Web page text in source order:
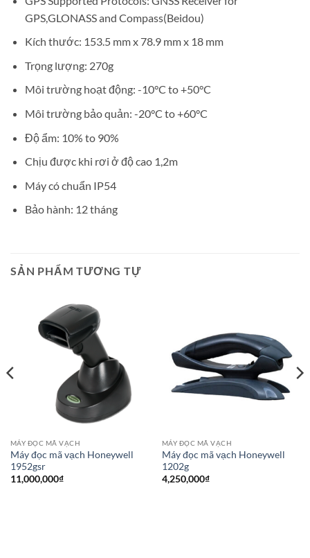
GPS,GLONASS and Compass(Beidou)
Kích thước: 153.5 mm x 78.9 mm x 18 mm
Trọng lượng: 270g
Môi trường hoạt động: -10°C to +50°C
Môi trường bảo quản: -20°C to +60°C
Độ ẩm: 10% to 90%
Chịu được khi rơi ở độ cao 1,2m
Máy có chuẩn IP54
Bảo hành: 12 tháng
SẢN PHẨM TƯƠNG TỰ
MÁY ĐỌC MÃ VẠCH
Máy đọc mã vạch Honeywell
1952gsr
11,000,000₫
MÁY ĐỌC MÃ VẠCH
Máy đọc mã vạch Honeywell
1202g
4,250,000₫